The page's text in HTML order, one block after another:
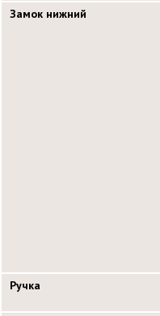
Замок нижний
Ручка